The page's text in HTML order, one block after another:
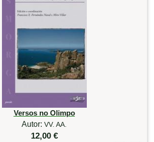
Versos no Olimpo
Autor: VV. AA.
12,00 €